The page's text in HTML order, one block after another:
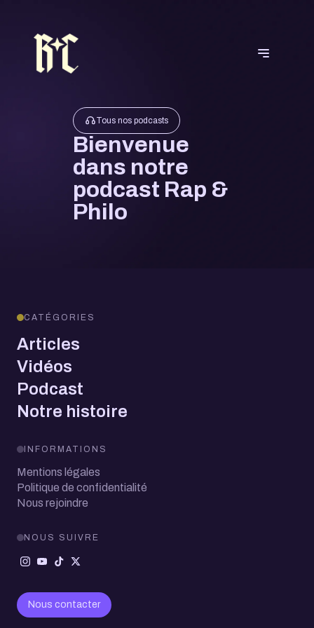
Tous nos podcasts
Bienvenue
dans notre
podcast Rap &
Philo
CATÉGORIES
Articles
Vidéos
Podcast
Notre histoire
INFORMATIONS
Mentions légales
Politique de confidentialité
Nous rejoindre
NOUS SUIVRE
Nous contacter